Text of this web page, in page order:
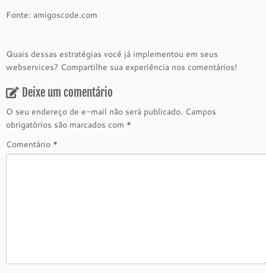
Fonte: amigoscode.com
Quais dessas estratégias você já implementou em seus
webservices? Compartilhe sua experiência nos comentários!
Deixe um comentário
O seu endereço de e-mail não será publicado. Campos
obrigatórios são marcados com *
Comentário *